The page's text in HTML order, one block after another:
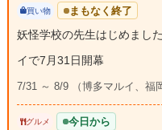
買い物 まもなく終了
妖怪学校の先生はじめまし
イで7月31日開幕
7/31 ～ 8/9 （博多マルイ、福
グルメ 今日から